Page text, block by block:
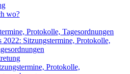
wo?
Protokolle, Tagesordnungen
2022: Sitzungstermine, Protokolle,
Protokolle,